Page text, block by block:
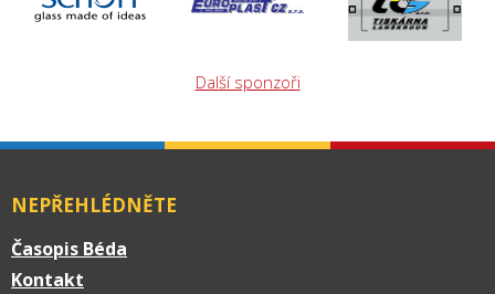
Další sponzoři
NEPŘEHLÉDNĚTE
Časopis Béda
Kontakt